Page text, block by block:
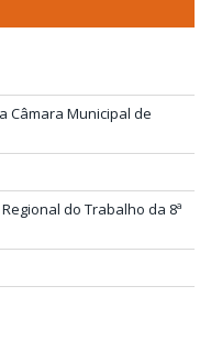
Câmara Municipal de
do Trabalho da 8ª